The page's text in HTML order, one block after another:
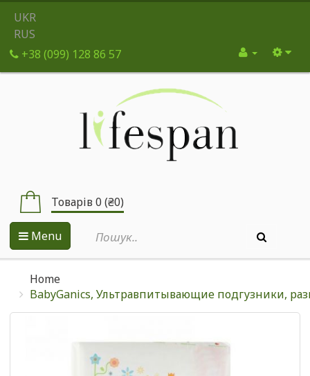
UKR
RUS
+38 (099) 128 86 57
Товарів 0 (₴0)
Menu
Home
BabyGanics, Ультравпитывающие подгузники,